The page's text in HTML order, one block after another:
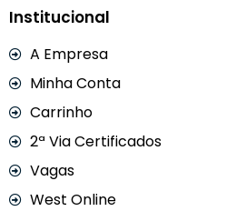
Institucional
A Empresa
Minha Conta
Carrinho
2ª Via Certificados
Vagas
West Online